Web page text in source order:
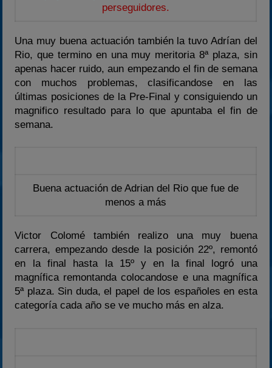
perseguidores.
Una muy buena actuación también la tuvo Adrían del
Rio, que termino en una muy meritoria 8ª plaza, sin
apenas hacer ruido, aun empezando el fin de semana
con muchos problemas, clasificandose en las
últimas posiciones de la Pre-Final y consiguiendo un
magnifico resultado para lo que apuntaba el fin de
semana.
Buena actuación de Adrian del Rio que fue de
menos a más
Victor Colomé también realizo una muy buena
carrera, empezando desde la posición 22º, remontó
en la final hasta la 15º y en la final logró una
magnífica remontanda colocandose e una magnífica
5ª plaza. Sin duda, el papel de los españoles en esta
categoría cada año se ve mucho más en alza.